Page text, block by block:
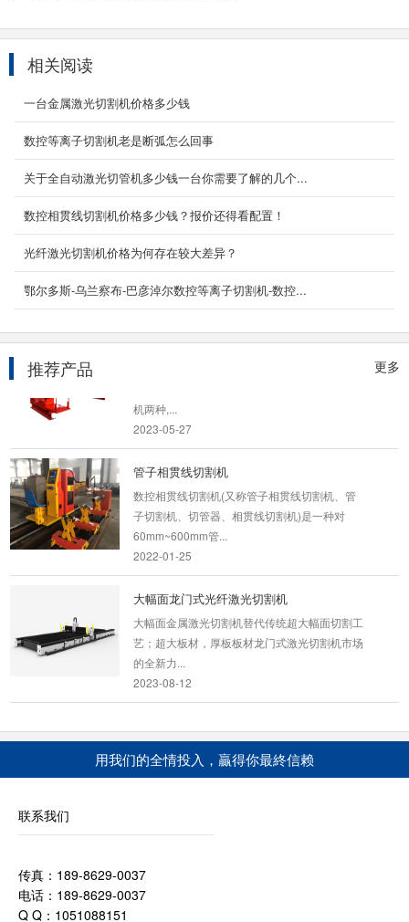
相关阅读
一台金属激光切割机价格多少钱
数控等离子切割机老是断弧怎么回事
关于全自动激光切管机多少钱一台你需要了解的几个...
数控相贯线切割机价格多少钱？报价还得看配置！
光纤激光切割机价格为何存在较大差异？
鄂尔多斯-乌兰察布-巴彦淖尔数控等离子切割机-数控...
更多
推荐产品
产品概述YC-XGX管道数控相贯线切割机多轴相
软件。本软件 具...
2023-04-04
H型钢数控切割机
H型钢下料切割设备-h型钢切割设备-型钢开料
机-全自动数控型钢机-型钢数控切割机-H型钢数
控等离子切割机-...
2022-03-19
龙门式数控火焰等离子切割机
机两种,...
2023-05-27
管子相贯线切割机
数控相贯线切割机(又称管子相贯线切割机、管
子切割机、切管器、相贯线切割机)是一种对
60mm~600mm管...
2022-01-25
大幅面龙门式光纤激光切割机
大幅面金属激光切割机替代传统超大幅面切割工
艺；超大板材，厚板板材龙门式激光切割机市场
的全新力...
2023-08-12
产品名称/型号：YC-QG6022产品特性 满足用户
进行圆管、方管切割以及异形加工。 1、能在主
相贯线数控切割机（专业便携数控相贯线切割机
厂家,提供便携式管道相贯线切割机价格,等离子
用我们的全情投入，贏得你最終信赖
联系我们
传真：189-8629-0037
电话：189-8629-0037
Q Q：1051088151